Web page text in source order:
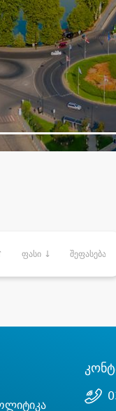
ფასი ↓ შეფასება